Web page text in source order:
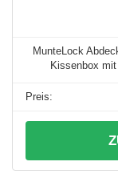
MunteLock
Kissenbox